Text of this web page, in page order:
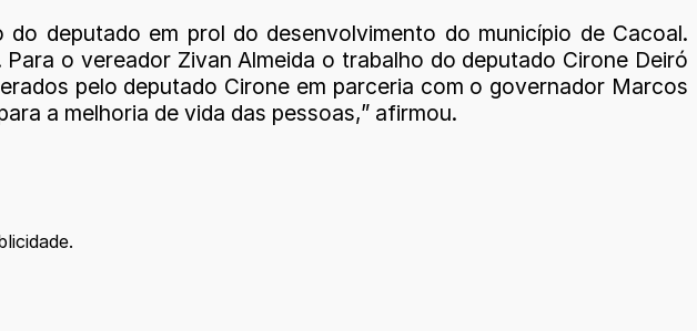
deputado em prol do desenvolvimento do município de Cacoal.
o vereador Zivan Almeida o trabalho do deputado Cirone Deiró
pelo deputado Cirone em parceria com o governador Marcos
a melhoria de vida das pessoas,” afirmou.